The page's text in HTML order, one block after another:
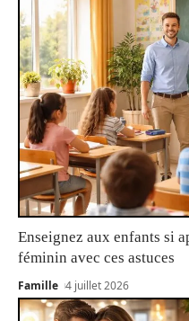
Enseignez aux enfants si
féminin avec ces astuces
Famille 4 juillet 2026